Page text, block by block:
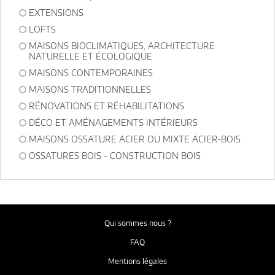
EXTENSIONS
LOFTS
MAISONS BIOCLIMATIQUES, ARCHITECTURE
NATURELLE ET ÉCOLOGIQUE
MAISONS CONTEMPORAINES
MAISONS TRADITIONNELLES
RÉNOVATIONS ET RÉHABILITATIONS
DÉCO ET AMÉNAGEMENTS INTÉRIEURS
MAISONS OSSATURE ACIER OU MIXTE ACIER-BOIS
OSSATURES BOIS - CONSTRUCTION BOIS
Qui sommes nous ?
FAQ
Mentions légales